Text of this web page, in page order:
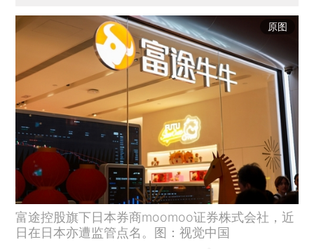
原图
富途控股旗下日本券商moomoo证券株式会社，近
日在日本亦遭监管点名。图：视觉中国